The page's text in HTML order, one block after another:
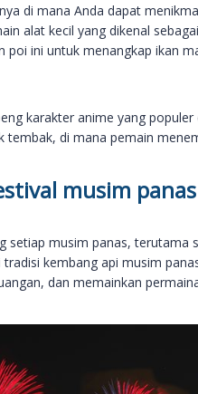
di mana Anda dapat
alat kecil yang dikenal
poi ini untuk menangkap ikan
karakter anime yang
di mana pemain
musim
setiap musim panas,
kembang api musim
dan memainkan